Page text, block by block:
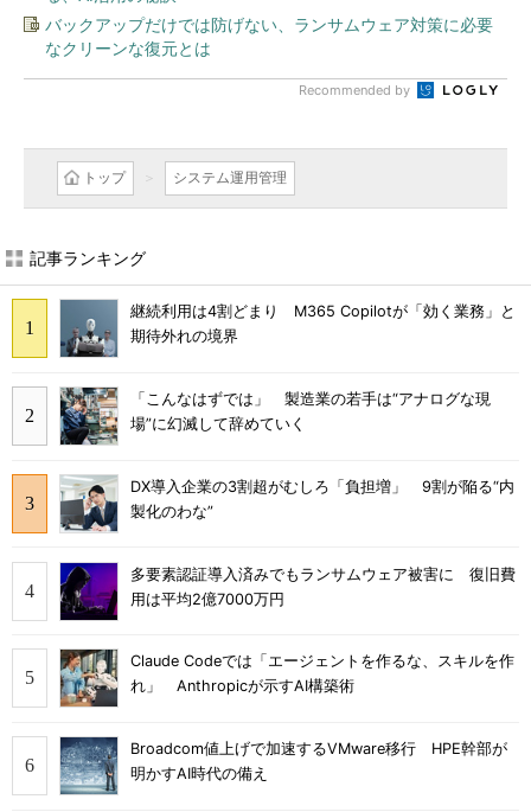
バックアップだけでは防げない、ランサムウェア対策に必要
なクリーンな復元とは
Recommended by
トップ システム運用管理
記事ランキング
継続利用は4割どまり M365 Copilotが「効く業務」と
期待外れの境界
「こんなはずでは」 製造業の若手は“アナログな現
場”に幻滅して辞めていく
DX導入企業の3割超がむしろ「負担増」 9割が陥る“内
製化のわな”
多要素認証導入済みでもランサムウェア被害に 復旧費
用は平均2億7000万円
Claude Codeでは「エージェントを作るな、スキルを作
れ」 Anthropicが示すAI構築術
Broadcom値上げで加速するVMware移行 HPE幹部が
明かすAI時代の備え